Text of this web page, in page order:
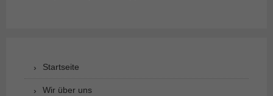
Startseite
Wir über uns